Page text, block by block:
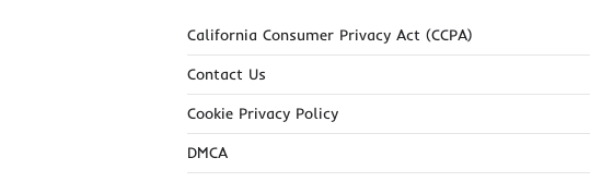
California Consumer Privacy Act (CCPA)
Contact Us
Cookie Privacy Policy
DMCA